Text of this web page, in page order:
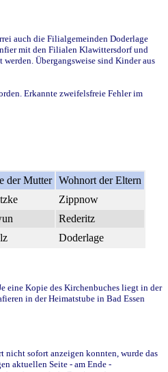
auch die Filialgemeinden Doderlage
mit den Filialen Klawittersdorf und
Übergangsweise sind Kinder aus
Erkannte zweifelsfreie Fehler im
der Mutter Wohnort der Eltern
Zippnow
Rederitz
Doderlage
eine Kopie des Kirchenbuches liegt in der
in der Heimatstube in Bad Essen
nicht sofort anzeigen konnten, wurde das
aktuellen Seite - am Ende -